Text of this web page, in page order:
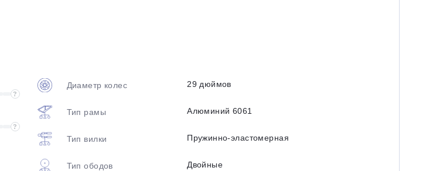
?
?
Диаметр колес 29 дюймов
Тип рамы Алюминий 6061
Тип вилки Пружинно-эластомерная
Тип ободов Двойные
раз в 2 недели